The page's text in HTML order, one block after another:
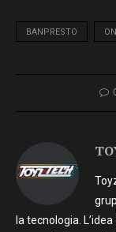
BANPRESTO
la tecnologia.